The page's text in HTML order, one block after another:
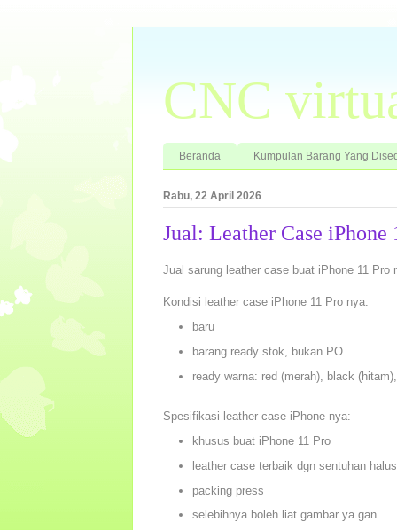
CNC
Beranda Kumpulan Barang Yang
Rabu, 22 April 2026
Jual: Leather Case iPhone
Jual sarung leather case buat iPhone 11 Pro
Kondisi leather case iPhone 11 Pro nya:
baru
barang ready stok, bukan PO
ready warna: red (merah), black
Spesifikasi leather case iPhone nya:
khusus buat iPhone 11 Pro
leather case terbaik dgn sentuhan halus
packing press
selebihnya boleh liat gambar ya gan